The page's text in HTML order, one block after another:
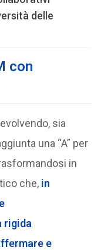
delle
con
sia
una “A” per
in
che, in
rigida
e